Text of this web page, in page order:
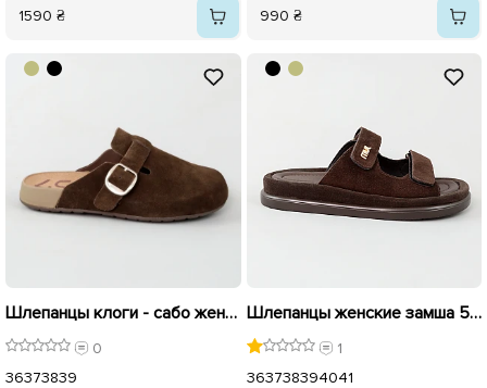
1590 ₴ 990 ₴
Шлепанцы клоги - сабо женские замшевые 595415 Коричневые.
0
36373839
Шлепанцы женские замша 594440 Коричневые.
1
363738394041